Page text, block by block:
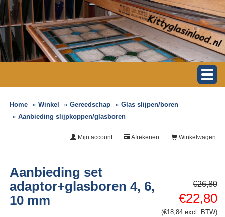
Home Winkel Gereedschap
Glas slijpen/boren
Aanbieding slijpkoppen/glasboren
Winkelwagen
Afrekenen
Mijn account
€26,80
€22,80
(€18,84 excl. BTW)
Aanbieding set
adaptor+glasboren 4, 6,
10 mm